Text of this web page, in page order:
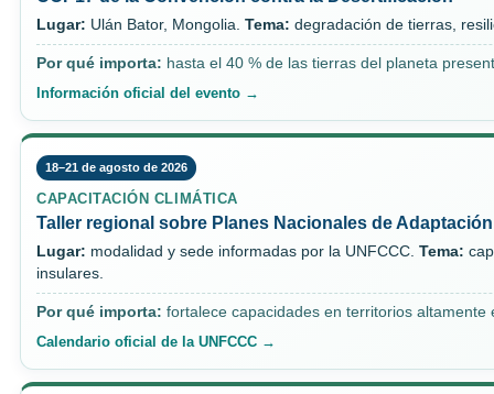
Lugar: Ulán Bator, Mongolia. Tema: degradación de tierras,
Por qué importa: hasta el 40 % de las tierras del planeta
Información oficial del evento →
18–21 de agosto de 2026
CAPACITACIÓN CLIMÁTICA
Taller regional sobre Planes Nacionales de Adaptación
Lugar: modalidad y sede informadas por la UNFCCC. Tema:
insulares.
Por qué importa: fortalece capacidades en territorios
Calendario oficial de la UNFCCC →